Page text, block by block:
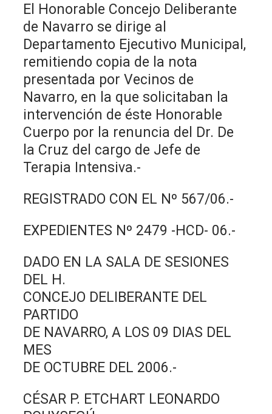
El Honorable Concejo Deliberante
de Navarro se dirige al
Departamento Ejecutivo Municipal,
remitiendo copia de la nota
presentada por Vecinos de
Navarro, en la que solicitaban la
intervención de éste Honorable
Cuerpo por la renuncia del Dr. De
la Cruz del cargo de Jefe de
Terapia Intensiva.-
REGISTRADO CON EL Nº 567/06.-
EXPEDIENTES Nº 2479 -HCD- 06.-
DADO EN LA SALA DE SESIONES
DEL H.
CONCEJO DELIBERANTE DEL
PARTIDO
DE NAVARRO, A LOS 09 DIAS DEL
MES
DE OCTUBRE DEL 2006.-
CÉSAR P. ETCHART LEONARDO